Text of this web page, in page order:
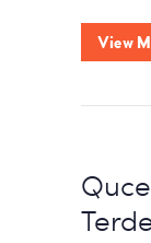
View